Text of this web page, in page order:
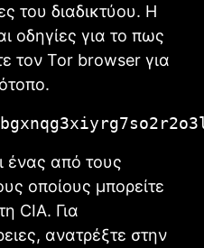
του διαδικτύου. Η
οδηγίες για το πως
τον Tor browser για
ένας από τους
οποίους μπορείτε
CIA. Για
ανατρέξτε στην